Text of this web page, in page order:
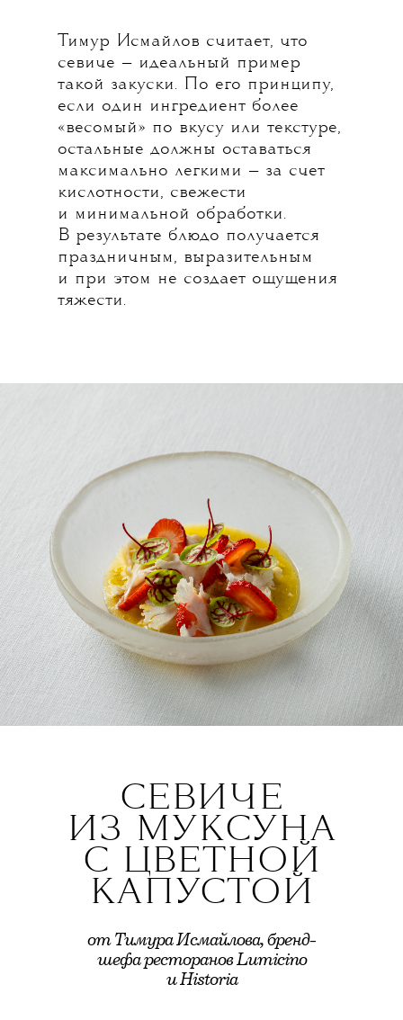
Тимур Исмайлов считает, что
севиче — идеальный пример
такой закуски. По его принципу,
если один ингредиент более
«весомый» по вкусу или текстуре,
остальные должны оставаться
максимально легкими — за счет
кислотности, свежести
и минимальной обработки.
В результате блюдо получается
праздничным, выразительным
и при этом не создает ощущения
тяжести.
СЕВИЧЕ
ИЗ МУКСУНА
С ЦВЕТНОЙ
КАПУСТОЙ
от Тимура Исмайлова, бренд-
шефа ресторанов Lumicino
и Historia